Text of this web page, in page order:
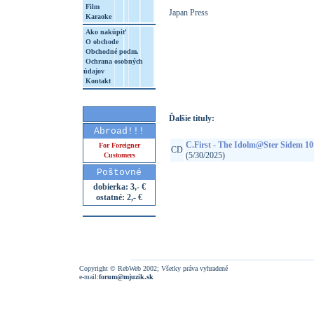
Film
Karaoke
Ako nakúpiť
O obchode
Obchodné podm.
Ochrana osobných
údajov
Kontakt
Abroad!!!
For Foreigner
Customers
Poštovné
dobierka: 3,- €
ostatné: 2,- €
Japan Press
Ďalšie tituly:
CD C.First - The Idolm@Ster Sidem
(5/30/2025)
Copyright © RebWeb 2002; Všetky práva vyhradené
e-mail:forum@mjuzik.sk